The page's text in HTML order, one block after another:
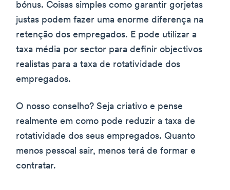
bónus. Coisas simples como garantir gorjetas
justas podem fazer uma enorme diferença na
retenção dos empregados. E pode utilizar a
taxa média por sector para definir objectivos
realistas para a taxa de rotatividade dos
empregados.
O nosso conselho? Seja criativo e pense
realmente em como pode reduzir a taxa de
rotatividade dos seus empregados. Quanto
menos pessoal sair, menos terá de formar e
contratar.